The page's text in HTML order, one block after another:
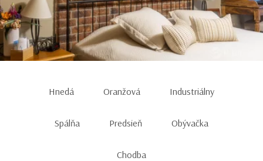
Hnedá Oranžová Industriálny
Spálňa Predsieň Obývačka
Chodba